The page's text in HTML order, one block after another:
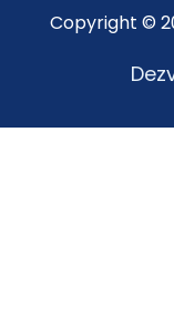
Copyright ©